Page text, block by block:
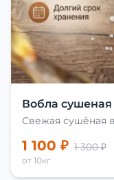
Вобла сушеная
Свежая сушёная
1 100 ₽ 1 300 ₽
от 10кг